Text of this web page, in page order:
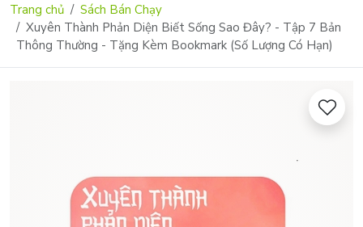
Trang chủ
Sách Bán Chạy
Xuyên Thành Phản Diện Biết Sống Sao Đây? - Tập 7 Bản
Thông Thường - Tặng Kèm Bookmark (Số Lượng Có Hạn)